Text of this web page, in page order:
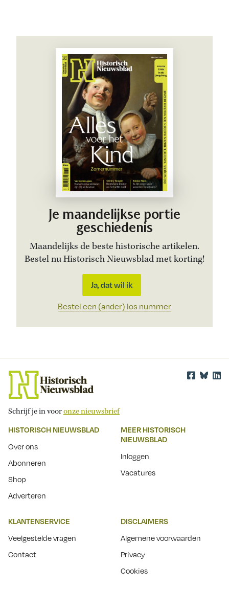
Je maandelijkse portie
geschiedenis
Maandelijks de beste historische artikelen.
Bestel nu Historisch Nieuwsblad met korting!
Ja, dat wil ik
Bestel een (ander) los nummer
Schrijf je in vooronze nieuwsbrief
HISTORISCH NIEUWSBLAD
Over ons
Abonneren
Shop
Adverteren
MEER HISTORISCH
NIEUWSBLAD
Inloggen
Vacatures
KLANTENSERVICE
Veelgestelde vragen
Contact
DISCLAIMERS
Algemene voorwaarden
Privacy
Cookies